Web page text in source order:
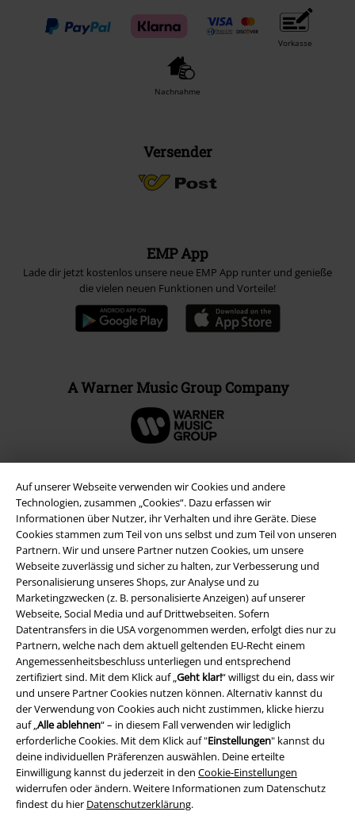
Auf unserer Webseite verwenden wir Cookies und andere
Technologien, zusammen „Cookies“. Dazu erfassen wir
Informationen über Nutzer, ihr Verhalten und ihre Geräte. Diese
Cookies stammen zum Teil von uns selbst und zum Teil von unseren
Partnern. Wir und unsere Partner nutzen Cookies, um unsere
Webseite zuverlässig und sicher zu halten, zur Verbesserung und
Personalisierung unseres Shops, zur Analyse und zu
Marketingzwecken (z. B. personalisierte Anzeigen) auf unserer
Webseite, Social Media und auf Drittwebseiten. Sofern
Datentransfers in die USA vorgenommen werden, erfolgt dies nur zu
Partnern, welche nach dem aktuell geltenden EU-Recht einem
Angemessenheitsbeschluss unterliegen und entsprechend
zertifiziert sind. Mit dem Klick auf „Geht klar!“ willigst du ein, dass wir
und unsere Partner Cookies nutzen können. Alternativ kannst du
der Verwendung von Cookies auch nicht zustimmen, klicke hierzu
auf „Alle ablehnen“ – in diesem Fall verwenden wir lediglich
erforderliche Cookies. Mit dem Klick auf "Einstellungen" kannst du
deine individuellen Präferenzen auswählen. Deine erteilte
Einwilligung kannst du jederzeit in den Cookie-Einstellungen
widerrufen oder ändern. Weitere Informationen zum Datenschutz
findest du hier Datenschutzerklärung.
Vorkasse
Nachnahme
Versender
EMP App
Lade dir jetzt kostenlos unsere neue EMP App runter und genieße
die vielen neuen Funktionen und Vorteile!
A Warner Music Group Company
Rechtliches
AGB
Impressum
Datenschutz
Entsorgung und Umweltschutz
Konformitätserklärung